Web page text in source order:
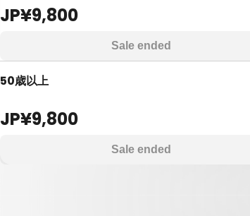
JP¥9,800
Sale ended
50歳以上
JP¥9,800
Sale ended